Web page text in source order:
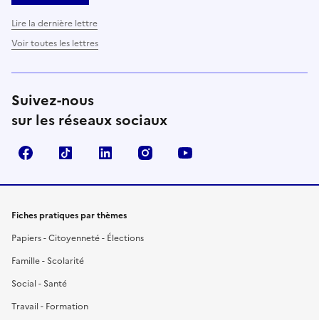
Lire la dernière lettre
Voir toutes les lettres
Suivez-nous
sur les réseaux sociaux
FacebookTikTok LinkedIn Instagram
Fiches pratiques par thèmes
Papiers - Citoyenneté - Élections
Famille - Scolarité
Social - Santé
Travail - Formation